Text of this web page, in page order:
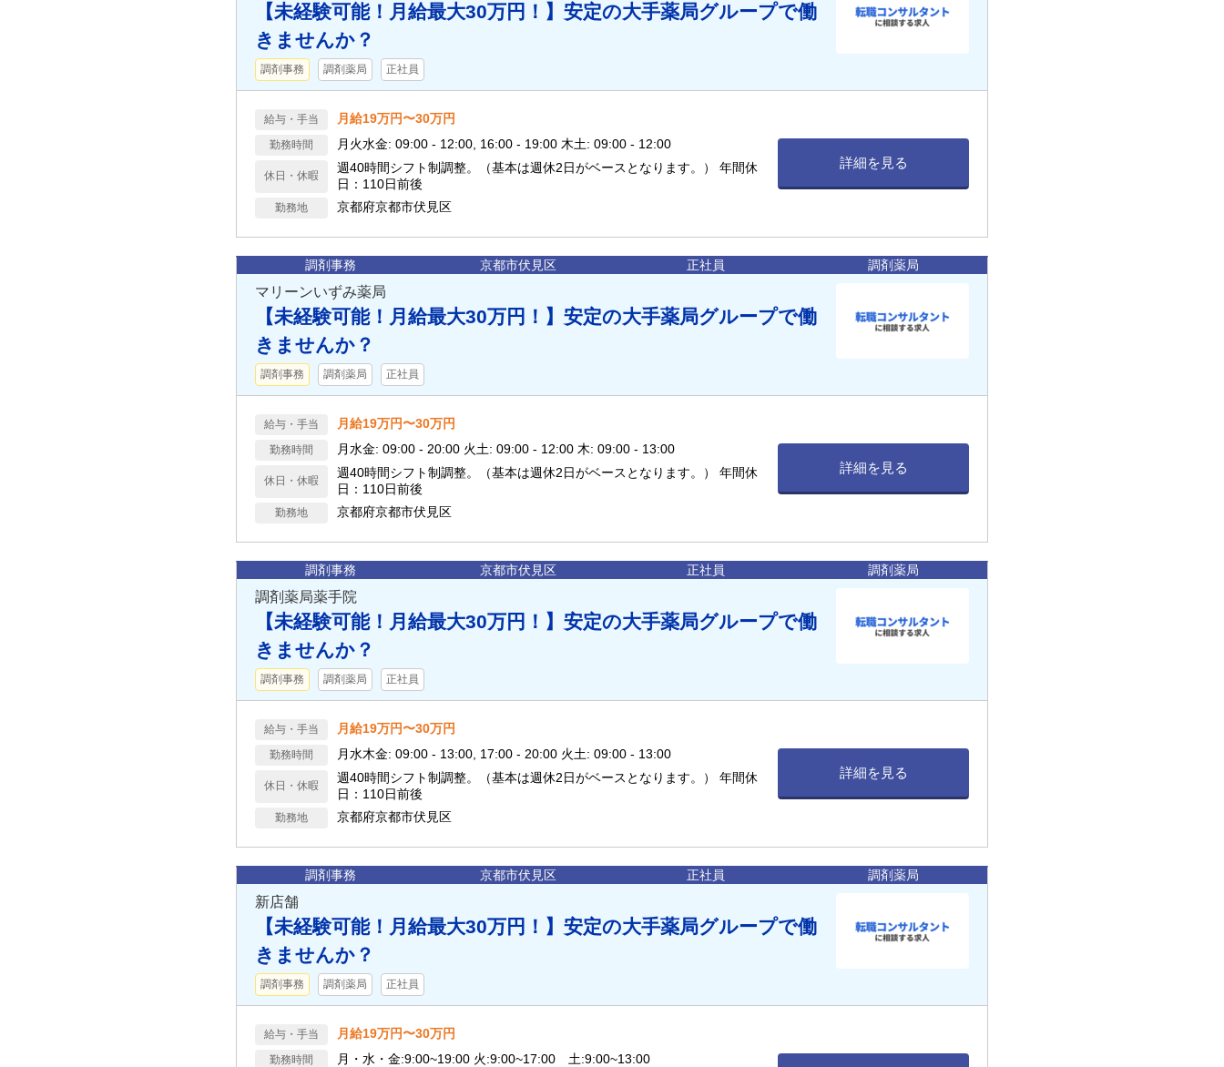
【未経験可能！月給最大30万円！】安定の大手薬局グループで働
きませんか？
調剤事務 調剤薬局 正社員
給与・手当 月給19万円〜30万円
勤務時間 月火水金: 09:00 - 12:00, 16:00 - 19:00 木土: 09:00 - 12:00
休日・休暇
週40時間シフト制調整。（基本は週休2日がベースとなります。） 年間休
日：110日前後
勤務地 京都府京都市伏見区
詳細を見る
調剤事務 京都市伏見区 正社員 調剤薬局
マリーンいずみ薬局
【未経験可能！月給最大30万円！】安定の大手薬局グループで働
きませんか？
調剤事務 調剤薬局 正社員
給与・手当 月給19万円〜30万円
勤務時間 月水金: 09:00 - 20:00 火土: 09:00 - 12:00 木: 09:00 - 13:00
休日・休暇
週40時間シフト制調整。（基本は週休2日がベースとなります。） 年間休
日：110日前後
勤務地 京都府京都市伏見区
詳細を見る
調剤事務 京都市伏見区 正社員 調剤薬局
調剤薬局薬手院
【未経験可能！月給最大30万円！】安定の大手薬局グループで働
きませんか？
調剤事務 調剤薬局 正社員
給与・手当 月給19万円〜30万円
勤務時間 月水木金: 09:00 - 13:00, 17:00 - 20:00 火土: 09:00 - 13:00
休日・休暇
週40時間シフト制調整。（基本は週休2日がベースとなります。） 年間休
日：110日前後
勤務地 京都府京都市伏見区
詳細を見る
調剤事務 京都市伏見区 正社員 調剤薬局
新店舗
【未経験可能！月給最大30万円！】安定の大手薬局グループで働
きませんか？
調剤事務 調剤薬局 正社員
給与・手当 月給19万円〜30万円
勤務時間 月・水・金:9:00~19:00 火:9:00~17:00 土:9:00~13:00